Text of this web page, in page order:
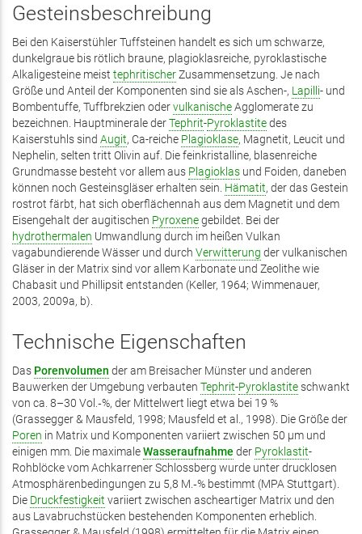
Gesteinsbeschreibung
Bei den Kaiserstühler Tuffsteinen handelt es sich um schwarze,
dunkelgraue bis rötlich braune, plagioklasreiche, pyroklastische
Alkaligesteine meist tephritischerZusammensetzung. Je nach
Größe und Anteil der Komponenten sind sie als Aschen-, Lapilli- und
Bombentuffe, Tuffbrekzien odervulkanischeAgglomerate zu
bezeichnen. Hauptminerale derTephrit-Pyroklastitedes
Kaiserstuhls sind Augit, Ca-reiche Plagioklase, Magnetit, Leucit und
Nephelin, selten tritt Olivin auf. Die feinkristalline, blasenreiche
Grundmasse besteht vor allem aus Plagioklas und Foiden, daneben
können noch Gesteinsgläser erhalten sein. Hämatit, der das Gestein
rostrot färbt, hat sich oberflächennah aus dem Magnetit und dem
Eisengehalt der augitischen Pyroxenegebildet. Bei der
hydrothermalen Umwandlung durch im heißen Vulkan
vagabundierende Wässer und durch Verwitterung der vulkanischen
Gläser in der Matrix sind vor allem Karbonate und Zeolithe wie
Chabasit und Phillipsit entstanden (Keller, 1964; Wimmenauer,
2003, 2009a, b).
Technische Eigenschaften
Das Porenvolumen der am Breisacher Münster und anderen
Bauwerken der Umgebung verbauten Tephrit-Pyroklastiteschwankt
von ca. 8–30 Vol.‑%, der Mittelwert liegt etwa bei 19 %
(Grassegger & Mausfeld, 1998; Mausfeld et al., 1998). Die Größe der
Poren in Matrix und Komponenten variiert zwischen 50 µm und
einigen mm. Die maximaleWasseraufnahme der Pyroklastit-
Rohblöcke vom Achkarrener Schlossberg wurde unter drucklosen
Atmosphärenbedingungen zu 5,8 M.‑% bestimmt (MPA Stuttgart).
Die Druckfestigkeit variiert zwischen ascheartiger Matrix und den
aus Lavabruchstücken bestehenden Komponenten erheblich.